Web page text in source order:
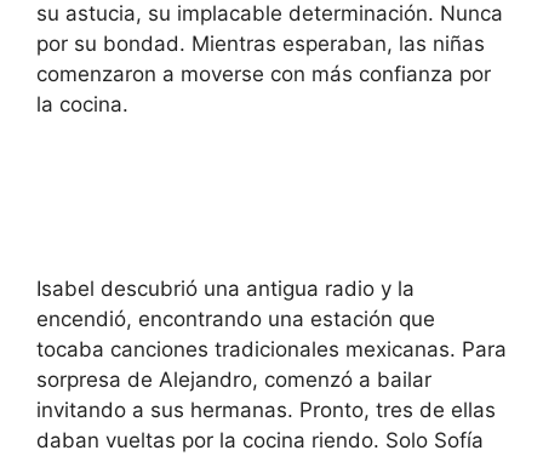
su astucia, su implacable determinación. Nunca
por su bondad. Mientras esperaban, las niñas
comenzaron a moverse con más confianza por
la cocina.
Isabel descubrió una antigua radio y la
encendió, encontrando una estación que
tocaba canciones tradicionales mexicanas. Para
sorpresa de Alejandro, comenzó a bailar
invitando a sus hermanas. Pronto, tres de ellas
daban vueltas por la cocina riendo. Solo Sofía